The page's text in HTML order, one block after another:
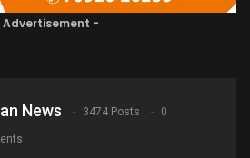
Advertisement -
News 3474 Posts 0